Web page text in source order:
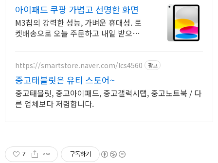
아이패드 쿠팡 가볍고 선명한 화면
M3칩의 강력한 성능, 가벼운 휴대성. 로
켓배송으로 오늘 주문하고 내일 받으세
https://smartstore.naver.com/lcs4560 광고
중고태블릿은 유티 스토어~
중고태블릿, 중고아이패드, 중고갤럭시탭, 중고노트북 / 다
른 업체보다 저렴합니다.
7 구독하기